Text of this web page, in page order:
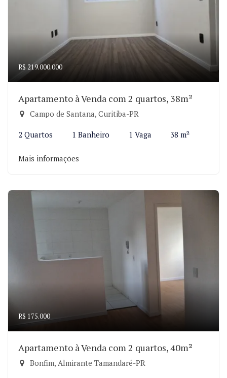
R$ 219.000.000
Apartamento à Venda com 2 quartos, 38m²
Campo de Santana, Curitiba-PR
2 Quartos 1 Banheiro 1 Vaga 38 m²
Mais informações
R$ 175.000
Apartamento à Venda com 2 quartos, 40m²
Bonfim, Almirante Tamandaré-PR